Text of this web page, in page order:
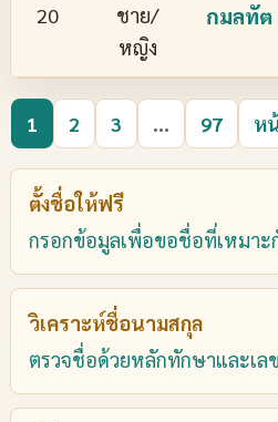
20
ชาย/
หญิง
กมลทัต
1 2 3 ... 97 ห
ตั้งชื่อให้ฟรี
กรอกข้อมูลเพื่อขอชื่อที่เหมาะ
วิเคราะห์ชื่อนามสกุล
ตรวจชื่อด้วยหลักทักษาและเล